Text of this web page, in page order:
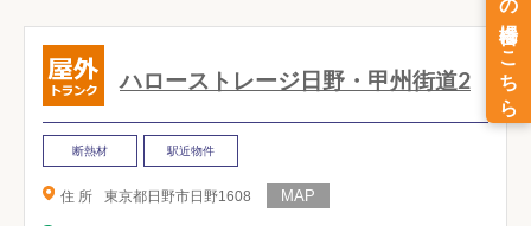
ハローストレージ日野・甲州街道2
断熱材 駅近物件
住 所 東京都日野市日野1608